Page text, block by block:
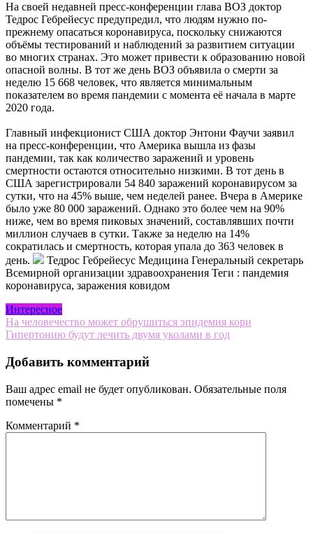
На своей недавней пресс-конференции глава ВОЗ доктор
Тедрос Гебрейесус предупредил, что людям нужно по-
прежнему опасаться коронавируса, поскольку снижаются
объёмы тестирований и наблюдений за развитием ситуации
во многих странах. Это может привести к образованию новой
опасной волны. В тот же день ВОЗ объявила о смерти за
неделю 15 668 человек, что является минимальным
показателем во время пандемии с момента её начала в марте
2020 года.
Главный инфекционист США доктор Энтони Фаучи заявил
на пресс-конференции, что Америка вышла из фазы
пандемии, так как количество заражений и уровень
смертности остаются относительно низкими. В тот день в
США зарегистрировали 54 840 заражений коронавирусом за
сутки, что на 45% выше, чем неделей ранее. Вчера в Америке
было уже 80 000 заражений. Однако это более чем на 90%
ниже, чем во время пиковых значений, составлявших почти
миллион случаев в сутки. Также за неделю на 14%
сократилась и смертность, которая упала до 363 человек в
день.
Тедрос Гебрейесус Медицина Генеральный секретарь
Всемирной организации здравоохранения Теги : пандемия
коронавируса, заражения ковидом
Интересное
Навигация
по
записям
На человечество может обрушиться эпидемия кори
Гипертонию будут лечить двумя уколами в год
Добавить комментарий
Ваш адрес email не будет опубликован. Обязательные поля
помечены *
Комментарий *